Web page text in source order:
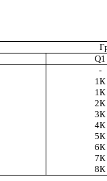
Q1
-
1К
1К
2К
3К
4К
5К
6К
7К
8К